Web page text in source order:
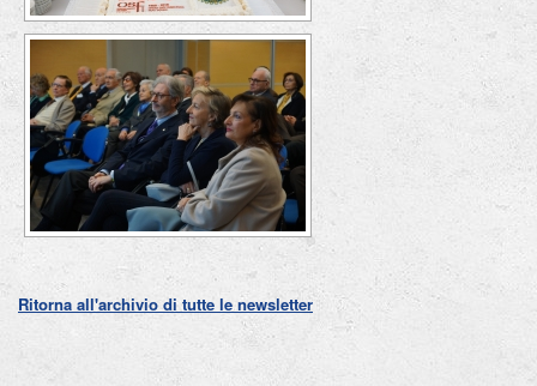
Ritorna all'archivio di tutte le newsletter